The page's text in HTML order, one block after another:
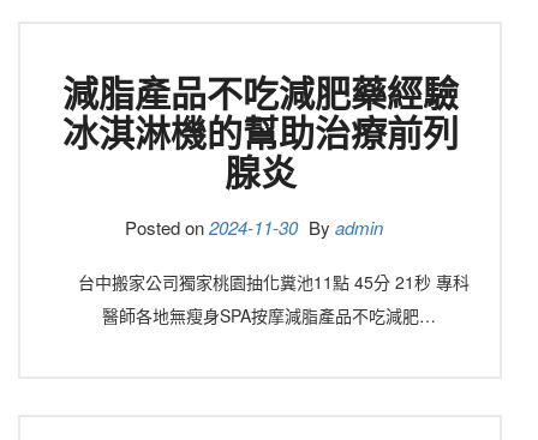
減脂產品不吃減肥藥經驗
冰淇淋機的幫助治療前列
腺炎
Posted on2024-11-30 By admin
台中搬家公司獨家桃園抽化糞池11點 45分 21秒 專科
醫師各地無瘦身SPA按摩減脂產品不吃減肥…